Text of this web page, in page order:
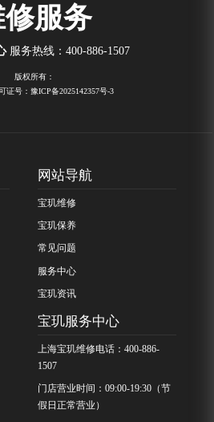
服务
服务热线： 400-886-1507
版权所有：
证号：豫ICP备2025142357号-3
网站导航
宝玑维修
宝玑保养
常见问题
服务中心
宝玑资讯
宝玑服务中心
上海宝玑维修电话：400-886-
1507
门店营业时间：09:00-19:30（节
假日正常营业）